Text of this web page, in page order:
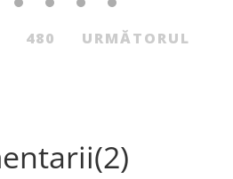
480 URMĂTORUL